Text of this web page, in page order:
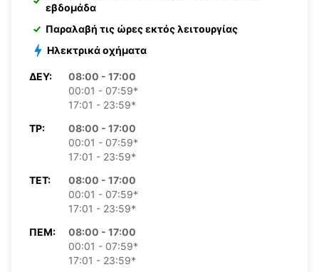
εβδομάδα
Παραλαβή τις ώρες εκτός λειτουργίας
Ηλεκτρικά οχήματα
ΔΕΥ:
08:00 - 17:00
00:01 - 07:59*
17:01 - 23:59*
ΤΡ:
08:00 - 17:00
00:01 - 07:59*
17:01 - 23:59*
ΤΕΤ:
08:00 - 17:00
00:01 - 07:59*
17:01 - 23:59*
ΠΈΜ:
08:00 - 17:00
00:01 - 07:59*
17:01 - 23:59*